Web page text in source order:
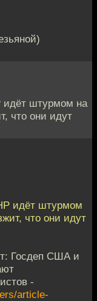
штурмом на
что они идут
идёт штурмом
что они идут
Госдеп США и
-
article-